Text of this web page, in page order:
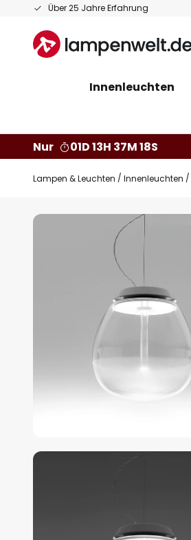
Über 25 Jahre Erfahrung
Zum
springen
Innenleuchten
Nur
01D 13H 37M 17S
Lampen & Leuchten Innenleuchten
Zum